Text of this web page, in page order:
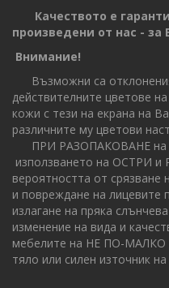
Качеството е
произведени от нас - за
Внимание!
Възможни са
действителните цветове
кожи с тези на екрана на
различните му цветови
ПРИ РАЗОПАКОВАНЕ на
използването на ОСТРИ
вероятността от срязване
и повреждане на лицевите
излагане на пряка
изменение на вида и
мебелите на НЕ ПО-МАЛКО
тяло или силен източник